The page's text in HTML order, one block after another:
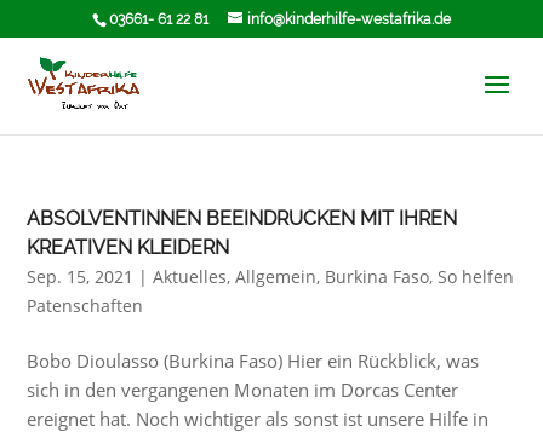
03661- 61 22 81 info@kinderhilfe-westafrika.de
ABSOLVENTINNEN BEEINDRUCKEN MIT IHREN
KREATIVEN KLEIDERN
Sep. 15, 2021 |Aktuelles,Allgemein, Burkina Faso,So helfen
Patenschaften
Bobo Dioulasso (Burkina Faso) Hier ein Rückblick, was
sich in den vergangenen Monaten im Dorcas Center
ereignet hat. Noch wichtiger als sonst ist unsere Hilfe in